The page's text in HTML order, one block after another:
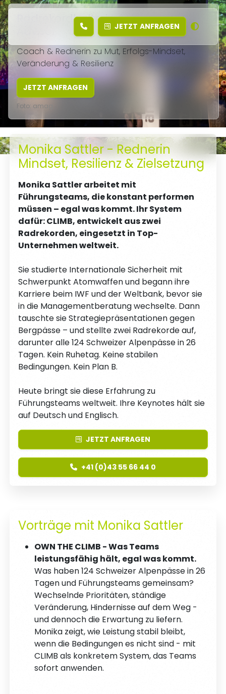
JETZT ANFRAGEN
Radrekordhalterin & Executive
Advisor - OWN THE CLIMB®
Coach & Rednerin zu Mut, Erfolgs-Mindset,
Veränderung & Resilienz
JETZT ANFRAGEN
Foto: amag
Foto: Björn Sum
Monika Sattler - Rednerin
Mindset, Resilienz & Zielsetzung
Monika Sattler arbeitet mit
Führungsteams, die konstant performen
müssen – egal was kommt. Ihr System
dafür: CLIMB, entwickelt aus zwei
Radrekorden, eingesetzt in Top-
Unternehmen weltweit.
Sie studierte Internationale Sicherheit mit
Schwerpunkt Atomwaffen und begann ihre
Karriere beim IWF und der Weltbank, bevor sie
in die Managementberatung wechselte. Dann
tauschte sie Strategiepräsentationen gegen
Bergpässe – und stellte zwei Radrekorde auf,
darunter alle 124 Schweizer Alpenpässe in 26
Tagen. Kein Ruhetag. Keine stabilen
Bedingungen. Kein Plan B.
Heute bringt sie diese Erfahrung zu
Führungsteams weltweit. Ihre Keynotes hält sie
auf Deutsch und Englisch.
JETZT ANFRAGEN
+41 (0)43 55 66 44 0
Vorträge mit Monika Sattler
OWN THE CLIMB - Was Teams
leistungsfähig hält, egal was kommt.
Was haben 124 Schweizer Alpenpässe in 26
Tagen und Führungsteams gemeinsam?
Wechselnde Prioritäten, ständige
Veränderung, Hindernisse auf dem Weg -
und dennoch die Erwartung zu liefern.
Monika zeigt, wie Leistung stabil bleibt,
wenn die Bedingungen es nicht sind - mit
CLIMB als konkretem System, das Teams
sofort anwenden.